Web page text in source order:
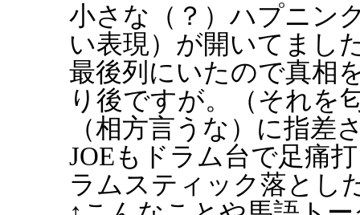
小さな（？）ハプニン
い表現）が開いてまし
最後列にいたので真相
り後ですが。（それを
（相方言うな）に指差
JOEもドラム台で足痛
ラムスティック落とし